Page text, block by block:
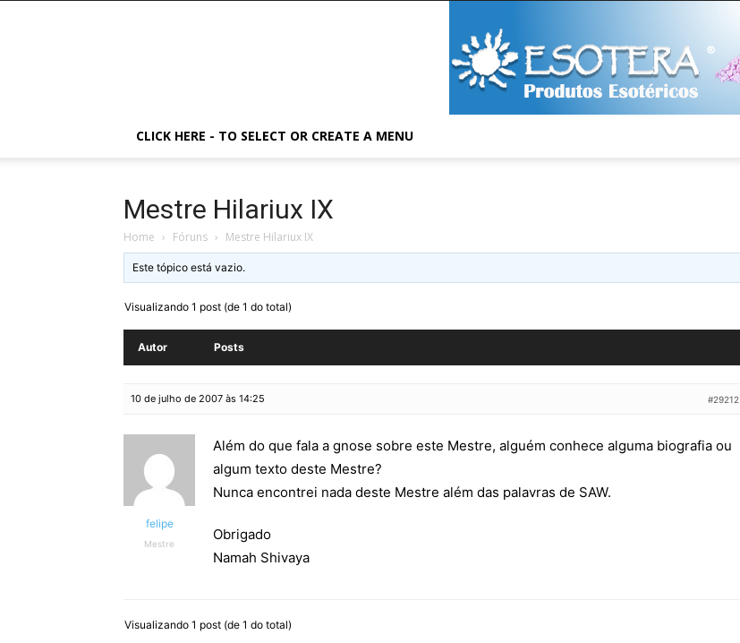
CLICK HERE - TO SELECT OR CREATE A MENU
Mestre Hilariux IX
Home › Fóruns › Mestre Hilariux IX
Este tópico está vazio.
Visualizando 1 post (de 1 do total)
Autor Posts
10 de julho de 2007 às 14:25 #29212
felipe
Mestre
Além do que fala a gnose sobre este Mestre, alguém conhece alguma biografia ou
algum texto deste Mestre?
Nunca encontrei nada deste Mestre além das palavras de SAW.
Obrigado
Namah Shivaya
Visualizando 1 post (de 1 do total)